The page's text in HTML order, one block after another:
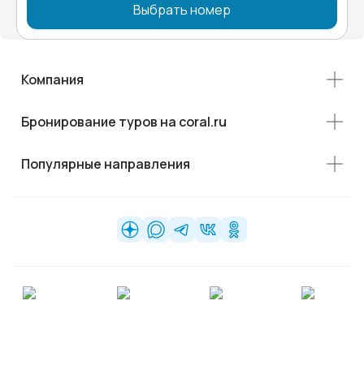
Выбрать номер
Компания
Бронирование туров на coral.ru
Популярные направления